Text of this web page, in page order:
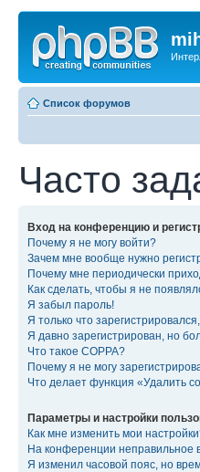
Список форумов
Часто
Вход на конференцию и
Почему я не могу войти?
Зачем мне вообще нужно
Почему мне периодически
Как сделать, чтобы я не
Я забыл пароль!
Я только что
Я давно зарегистрирован, но
Что такое COPPA?
Почему я не могу
Что делает функция «Удалить
Параметры и настройки
Как мне изменить мои
На конференции неправильное
Я изменил часовой пояс, но